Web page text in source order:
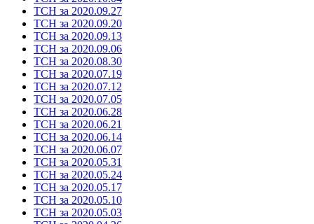
ТСН за 2020.09.27
ТСН за 2020.09.20
ТСН за 2020.09.13
ТСН за 2020.09.06
ТСН за 2020.08.30
ТСН за 2020.07.19
ТСН за 2020.07.12
ТСН за 2020.07.05
ТСН за 2020.06.28
ТСН за 2020.06.21
ТСН за 2020.06.14
ТСН за 2020.06.07
ТСН за 2020.05.31
ТСН за 2020.05.24
ТСН за 2020.05.17
ТСН за 2020.05.10
ТСН за 2020.05.03